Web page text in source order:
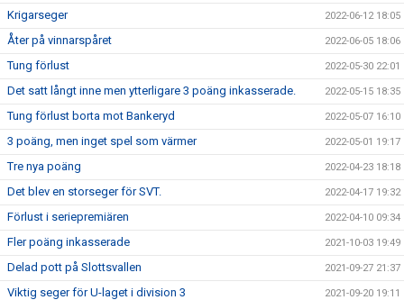
Krigarseger 2022-06-12 18:05
Åter på vinnarspåret 2022-06-05 18:06
Tung förlust 2022-05-30 22:01
Det satt långt inne men ytterligare 3 poäng inkasserade. 2022-05-15 18:35
Tung förlust borta mot Bankeryd 2022-05-07 16:10
3 poäng, men inget spel som värmer 2022-05-01 19:17
Tre nya poäng 2022-04-23 18:18
Det blev en storseger för SVT. 2022-04-17 19:32
Förlust i seriepremiären 2022-04-10 09:34
Fler poäng inkasserade 2021-10-03 19:49
Delad pott på Slottsvallen 2021-09-27 21:37
Viktig seger för U-laget i division 3 2021-09-20 19:11